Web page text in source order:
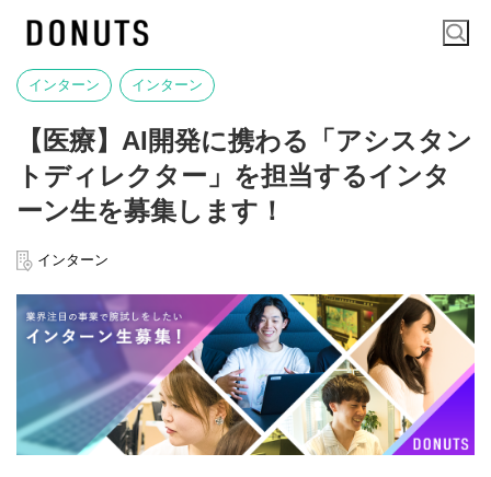
インターン インターン
【医療】AI開発に携わる「アシスタン
トディレクター」を担当するインタ
ーン生を募集します！
インターン